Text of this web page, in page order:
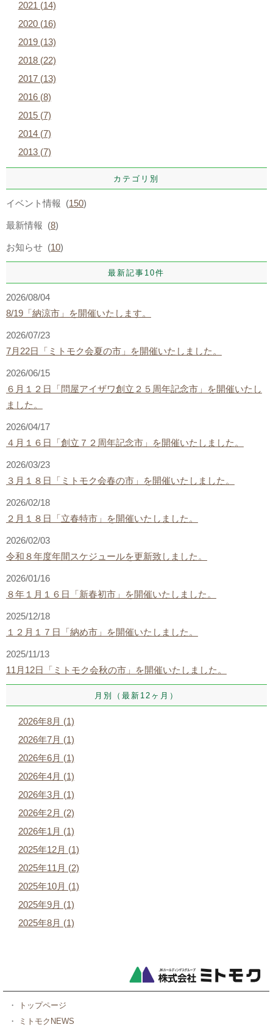
2021 (14)
2020 (16)
2019 (13)
2018 (22)
2017 (13)
2016 (8)
2015 (7)
2014 (7)
2013 (7)
カテゴリ別
イベント情報 (150)
最新情報 (8)
お知らせ (10)
最新記事10件
2026/08/04
8/19「納涼市」を開催いたします。
2026/07/23
7月22日「ミトモク会夏の市」を開催いたしました。
2026/06/15
６月１２日「問屋アイザワ創立２５周年記念市」を開催いたし
ました。
2026/04/17
４月１６日「創立７２周年記念市」を開催いたしました。
2026/03/23
３月１８日「ミトモク会春の市」を開催いたしました。
2026/02/18
２月１８日「立春特市」を開催いたしました。
2026/02/03
令和８年度年間スケジュールを更新致しました。
2026/01/16
８年１月１６日「新春初市」を開催いたしました。
2025/12/18
１２月１７日「納め市」を開催いたしました。
2025/11/13
11月12日「ミトモク会秋の市」を開催いたしました。
月別（最新12ヶ月）
2026年8月 (1)
2026年7月 (1)
2026年6月 (1)
2026年4月 (1)
2026年3月 (1)
2026年2月 (2)
2026年1月 (1)
2025年12月 (1)
2025年11月 (2)
2025年10月 (1)
2025年9月 (1)
2025年8月 (1)
・
トップページ
・
ミトモクNEWS